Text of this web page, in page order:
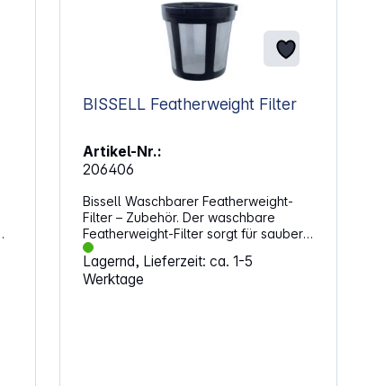
BISSELL Featherweight Filter
Artikel-Nr.:
206406
Bissell Waschbarer Featherweight-
Filter – Zubehör. Der waschbare
Featherweight-Filter sorgt für saubere
Luft und eine gleichbleibende
Leistung deines Geräts. Er lässt sich
einfach ausklopfen, bei Bedarf mit
Lagernd, Lieferzeit: ca. 1-5
Werktage